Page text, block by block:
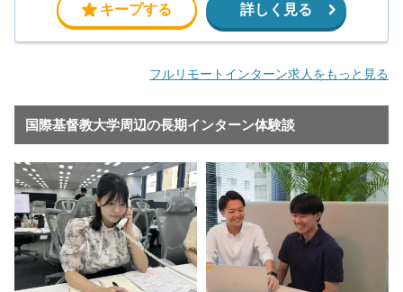
キープする 詳しく見る
フルリモートインターン求人をもっと見る
国際基督教大学周辺の長期インターン体験談